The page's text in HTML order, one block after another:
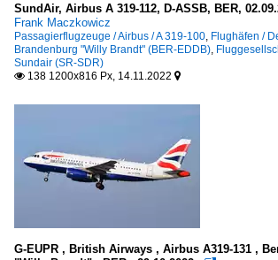
SundAir, Airbus A 319-112, D-ASSB, BER,
Frank Maczkowicz
Passagierflugzeuge / Airbus / A 319-100, Flughäfen /
Brandenburg "Willy Brandt" (BER-EDDB),
Sundair (SR-SDR)
 138 1200x816 Px, 14.11.2022 
G-EUPR , British Airways , Airbus A319-131 ,